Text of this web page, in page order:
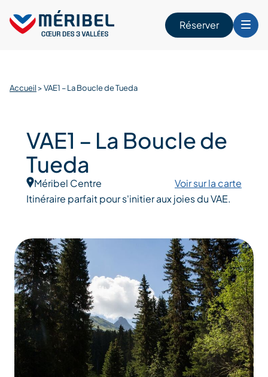
content
Réserver
Accueil >VAE1 – La Boucle de Tueda
VAE1 – La Boucle de
Tueda
Méribel Centre
Voir sur la carte
Itinéraire parfait pour s'initier aux joies du VAE.